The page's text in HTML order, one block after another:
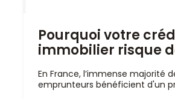
Pourquoi votre
immobilier risque
En France, l’immense majorité
emprunteurs bénéficient d'un